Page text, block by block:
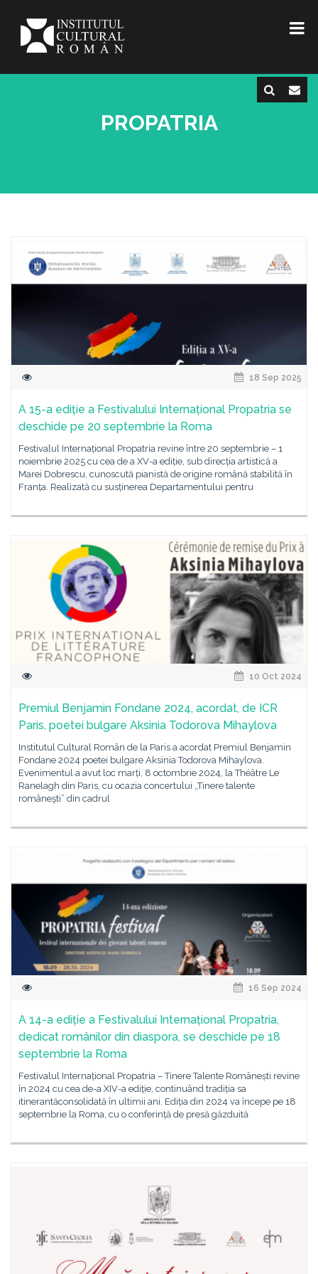
PROPATRIA
18 Sep 2025
A 15-a ediție a Festivalului Internațional Propatria se
deschide pe 20 septembrie la Roma
Festivalul Internațional Propatria revine între 20 septembrie – 1
noiembrie 2025 cu cea de a XV-a ediție, sub direcția artistică a
Marei Dobrescu, cunoscută pianistă de origine română stabilită în
Franța. Realizată cu susținerea Departamentului pentru
10 Oct 2024
Premiul Benjamin Fondane 2024, acordat, de ICR
Paris, poetei bulgare Aksinia Todorova Mihaylova
Institutul Cultural Român de la Paris a acordat Premiul Benjamin
Fondane 2024 poetei bulgare Aksinia Todorova Mihaylova.
Evenimentul a avut loc marți, 8 octombrie 2024, la Théâtre Le
Ranelagh din Paris, cu ocazia concertului „Tinere talente
româneşti” din cadrul
16 Sep 2024
A 14-a ediție a Festivalului Internațional Propatria,
dedicat românilor din diaspora, se deschide pe 18
septembrie la Roma
Festivalul Internațional Propatria – Tinere Talente Românești revine
în 2024 cu cea de-a XIV-a ediție, continuând tradiția sa
itinerantăconsolidată în ultimii ani. Ediția din 2024 va începe pe 18
septembrie la Roma, cu o conferință de presă găzduită